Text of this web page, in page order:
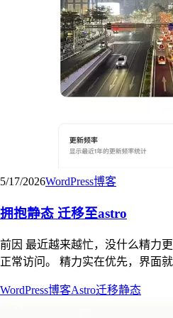
5/17/2026WordPress博客
拥抱静态 迁移至astro
前因 最近越来越忙，没什么精力
正常访问。 精力实在优先，界面
WordPress博客Astro迁移静态